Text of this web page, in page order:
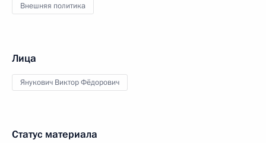
Внешняя политика
Лица
Янукович Виктор Фёдорович
Статус материала